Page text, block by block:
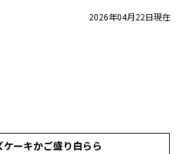
2026年04月22日現在
ケーキかご盛り白らら